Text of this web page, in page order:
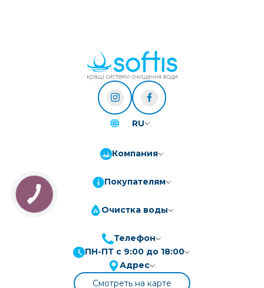
ПриватБанк
3-10 платежів, кредит 0.01%
3-7 платежів, кредит 0.01%
RU
Компания
Покупателям
Очистка воды
Телефон
ПН-ПТ с 9:00 до 18:00
Адрес
Смотреть на карте
КНОПКА
ЗВ'ЯЗКУ